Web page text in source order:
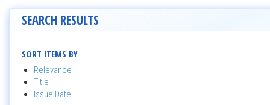
SEARCH RESULTS
SORT ITEMS BY
Relevance
Title
Issue Date